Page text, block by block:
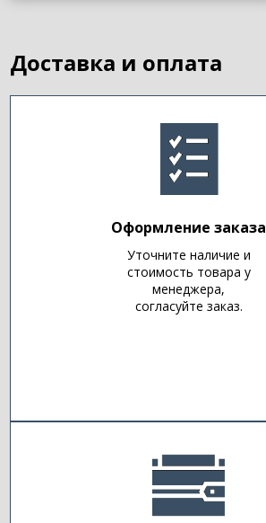
Доставка и оплата
Оформление заказа
Уточните наличие и
стоимость товара у
менеджера,
согласуйте заказ.